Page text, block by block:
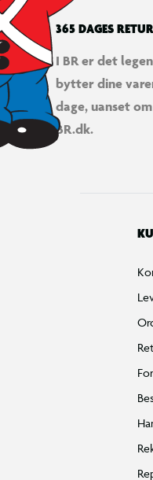
365 DAGES
I BR er det
bytter dine
dage, uanset
BR.dk.